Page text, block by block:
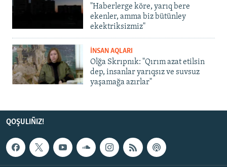
"Haberlerge köre, yarıq bere
ekenler, amma biz bütünley
ekektriksizmiz"
İNSAN AQLARI
Olğa Skrıpnık: "Qırım azat etilsin
dep, insanlar yarıqsız ve suvsuz
yaşamağa azırlar"
QOŞULIÑIZ!